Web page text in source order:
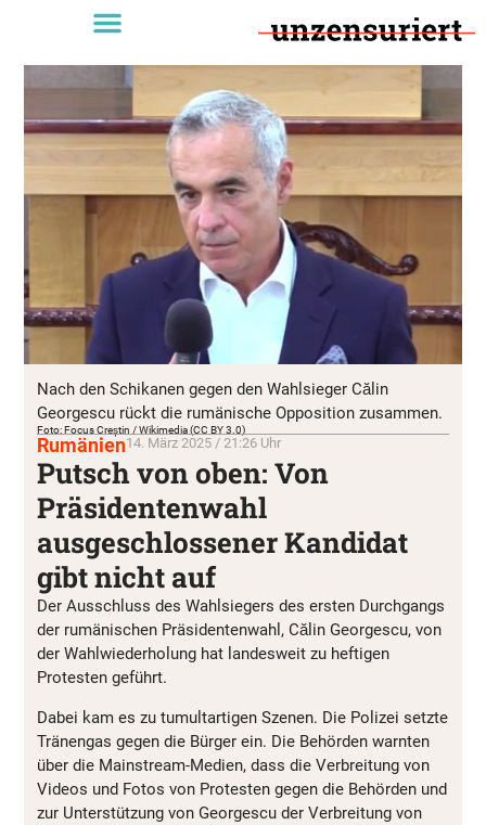
Nach den Schikanen gegen den Wahlsieger Călin
Georgescu rückt die rumänische Opposition zusammen.
Foto: Focus Creștin / Wikimedia (CC BY 3.0)
Rumänien14. März 2025 / 21:26 Uhr
Putsch von oben: Von
Präsidentenwahl
ausgeschlossener Kandidat
gibt nicht auf
Der Ausschluss des Wahlsiegers des ersten Durchgangs
der rumänischen Präsidentenwahl, Călin Georgescu, von
der Wahlwiederholung hat landesweit zu heftigen
Protesten geführt.
Dabei kam es zu tumultartigen Szenen. Die Polizei setzte
Tränengas gegen die Bürger ein. Die Behörden warnten
über die Mainstream-Medien, dass die Verbreitung von
Videos und Fotos von Protesten gegen die Behörden und
zur Unterstützung von Georgescu der Verbreitung von